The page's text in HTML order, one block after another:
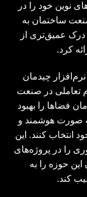
نوین خود را در
ساختمان به
درک عمیق‌تری از
کرد.
چیدمان
تعاملی در صنعت
فضاها را بهبود
صورت هوشمند و
انتخاب کنند. این
را در پروژه‌های
حوزه را به
کند.